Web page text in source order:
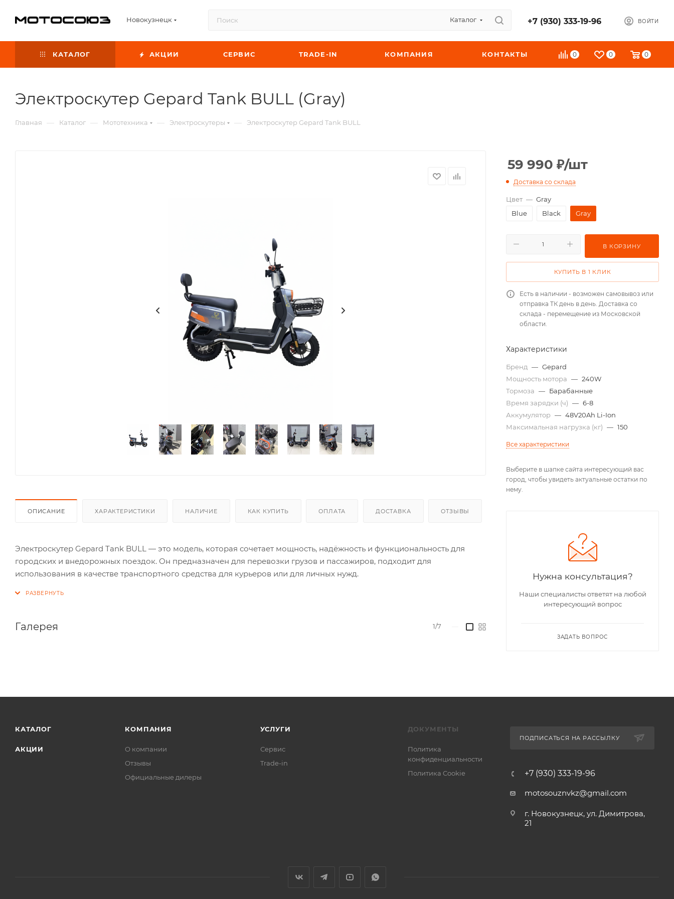
Новокузнецк Каталог +7 (930) 333-19-96 ВОЙТИ
0 0 0
КАТАЛОГ АКЦИИ СЕРВИС TRADE-IN КОМПАНИЯ КОНТАКТЫ
Электроскутер Gepard Tank BULL (Gray)
Главная — Каталог — Мототехника — Электроскутеры — Электроскутер Gepard Tank BULL
ОПИСАНИЕ ХАРАКТЕРИСТИКИ НАЛИЧИЕ КАК КУПИТЬ ОПЛАТА ДОСТАВКА ОТЗЫВЫ
Электроскутер Gepard Tank BULL — это модель, которая сочетает мощность, надёжность и функциональность для
городских и внедорожных поездок. Он предназначен для перевозки грузов и пассажиров, подходит для
использования в качестве транспортного средства для курьеров или для личных нужд.
Галерея 1/7
59 990 ₽/шт
Доставка со склада
Цвет — Gray
Blue
Black Gray
В КОРЗИНУ
КУПИТЬ В 1 КЛИК
Есть в наличии - возможен самовывоз или
отправка ТК день в день. Доставка со
склада - перемещение из Московской
области.
Характеристики
Бренд — Gepard
Мощность мотора — 240W
Тормоза — Барабанные
Время зарядки (ч) — 6-8
Аккумулятор — 48V20Ah Li-Ion
Максимальная нагрузка (кг) — 150
Все характеристики
Выберите в шапке сайта интересующий вас
город, чтобы увидеть актуальные остатки по
нему.
Нужна консультация?
Наши специалисты ответят на любой
интересующий вопрос
ЗАДАТЬ ВОПРОС
КАТАЛОГ
АКЦИИ
КОМПАНИЯ
О компании
Отзывы
Официальные дилеры
УСЛУГИ
Сервис
Trade-in
ДОКУМЕНТЫ
Политика
конфиденциальности
Политика Cookie
ПОДПИСАТЬСЯ НА РАССЫЛКУ
+7 (930) 333-19-96
motosouznvkz@gmail.com
г. Новокузнецк, ул. Димитрова,
21